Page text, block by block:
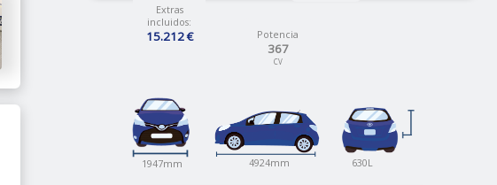
Extras
incluidos:
15.212 € Potencia
367
CV
1947mm 4924mm 630L